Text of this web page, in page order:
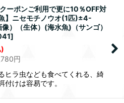
クーポンご利用で更に10％OFF対
】ニセモチノウオ(1匹)±4-
）（生体）(海水魚)（サンゴ）
]
円
ヒラ虫なども食べてくれる、綺
付けは容易です。